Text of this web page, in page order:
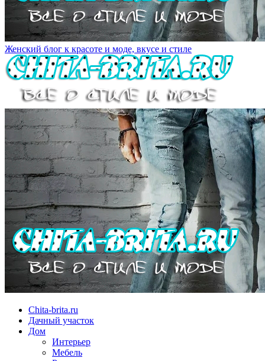
Женский блог к красоте и моде, вкусе и стиле
Chita-brita.ru
Дачный участок
Дом
Интерьер
Мебель